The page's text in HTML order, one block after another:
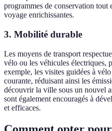
programmes de conservation tout
voyage enrichissantes.
3. Mobilité durable
Les moyens de transport
vélo ou les véhicules électriques,
exemple, les visites guidées à
courante, réduisant ainsi les
découvrir la ville sous un nouvel
sont également encouragés à
et efficaces.